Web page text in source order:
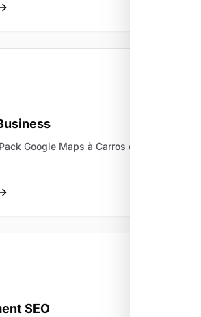
Google Maps à Carros en 60 à
SEO